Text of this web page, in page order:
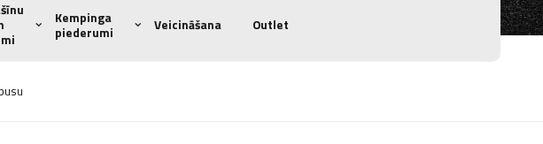
Kempinga
piederumi
Veicināšana Outlet